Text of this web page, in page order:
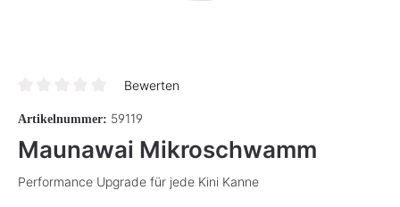
Bewerten
Artikelnummer: 59119
Maunawai Mikroschwamm
Performance Upgrade für jede Kini Kanne